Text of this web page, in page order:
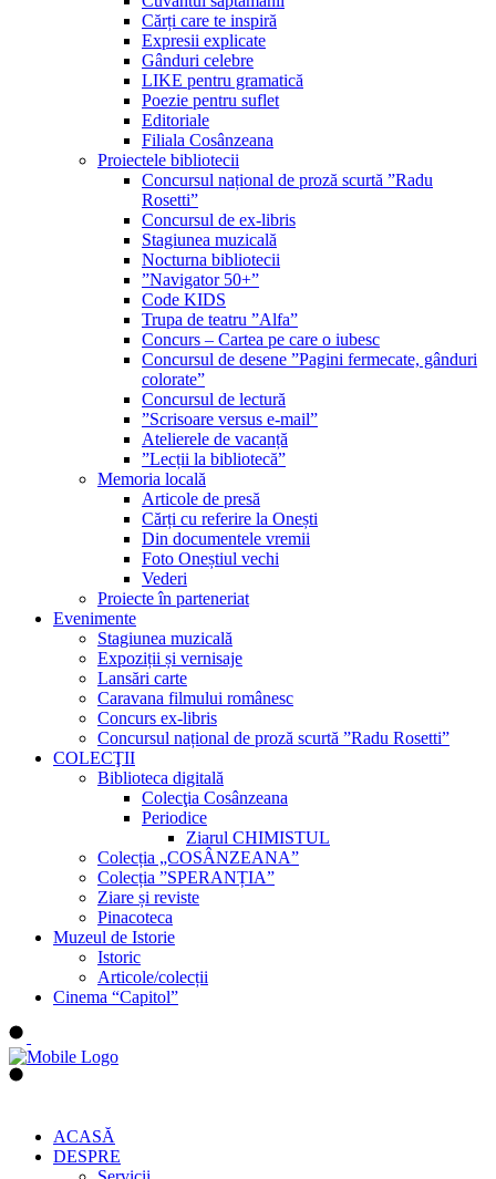
Cărți care te inspiră
Expresii explicate
Gânduri celebre
LIKE pentru gramatică
Poezie pentru suflet
Editoriale
Filiala Cosânzeana
Proiectele bibliotecii
Concursul național de proză scurtă ”Radu
Rosetti”
Concursul de ex-libris
Stagiunea muzicală
Nocturna bibliotecii
”Navigator 50+”
Code KIDS
Trupa de teatru ”Alfa”
Concurs – Cartea pe care o iubesc
Concursul de desene ”Pagini fermecate, gânduri
colorate”
Concursul de lectură
”Scrisoare versus e-mail”
Atelierele de vacanță
”Lecții la bibliotecă”
Memoria locală
Articole de presă
Cărți cu referire la Onești
Din documentele vremii
Foto Oneștiul vechi
Vederi
Proiecte în parteneriat
Evenimente
Stagiunea muzicală
Expoziții și vernisaje
Lansări carte
Caravana filmului românesc
Concurs ex-libris
Concursul național de proză scurtă ”Radu Rosetti”
COLECŢII
Biblioteca digitală
Colecţia Cosânzeana
Periodice
Ziarul CHIMISTUL
Colecția „COSÂNZEANA”
Colecția ”SPERANȚIA”
Ziare și reviste
Pinacoteca
Muzeul de Istorie
Istoric
Articole/colecții
Cinema “Capitol”
ACASĂ
DESPRE